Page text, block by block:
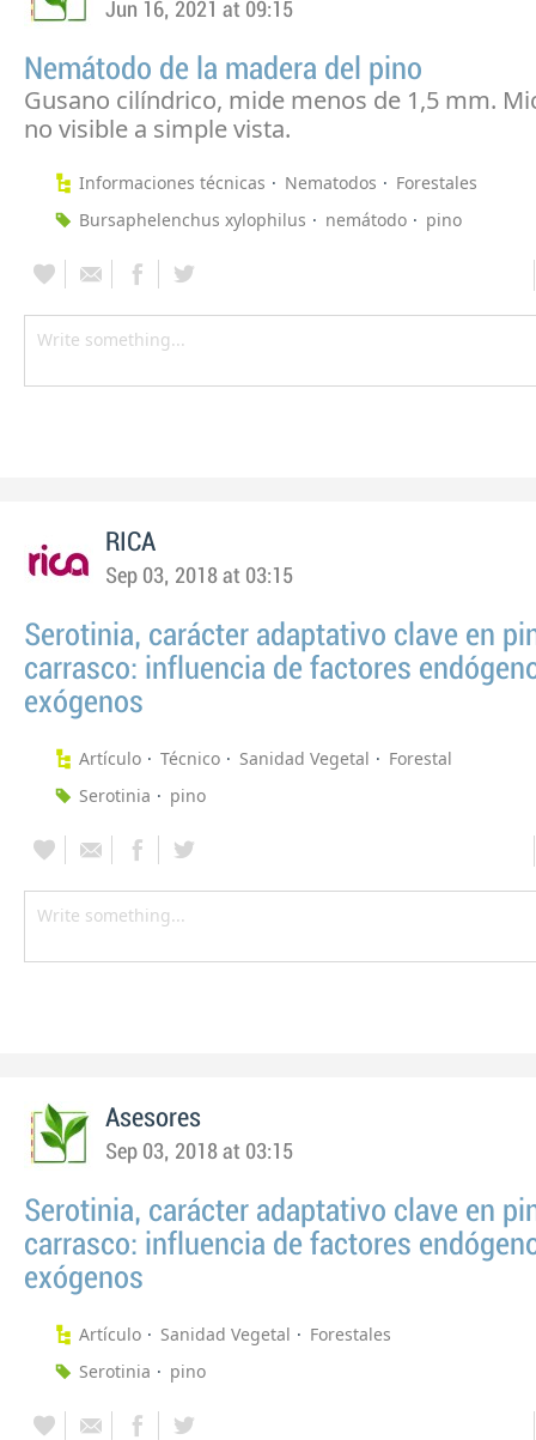
Jun 16, 2021 at 09:15
Nemátodo de la madera del pino
Gusano cilíndrico, mide menos de 1,5 mm.
no visible a simple vista.
Informaciones técnicas Nematodos
Forestales
Bursaphelenchus xylophilus
nemátodo pino
RICA
Sep 03, 2018 at 03:15
Serotinia, carácter adaptativo clave en
carrasco: influencia de factores
exógenos
Artículo Técnico Sanidad Vegetal
Forestal
Serotinia
pino
Asesores
Sep 03, 2018 at 03:15
Serotinia, carácter adaptativo clave en
carrasco: influencia de factores
exógenos
Artículo Sanidad Vegetal
Forestales
Serotinia
pino